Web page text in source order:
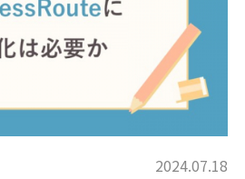
2024.07.18